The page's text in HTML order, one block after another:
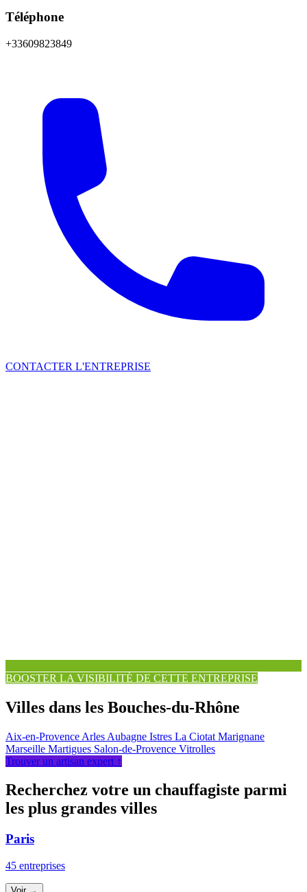
Téléphone
+33609823849
CONTACTER L'ENTREPRISE
BOOSTER LA VISIBILITÉ DE CETTE ENTREPRISE
Villes dans les Bouches-du-Rhône
Aix-en-Provence Arles Aubagne Istres La Ciotat Marignane
Marseille Martigues Salon-de-Provence Vitrolles
Trouver un artisan expert ↑
Recherchez votre un chauffagiste parmi
les plus grandes villes
Paris
45 entreprises